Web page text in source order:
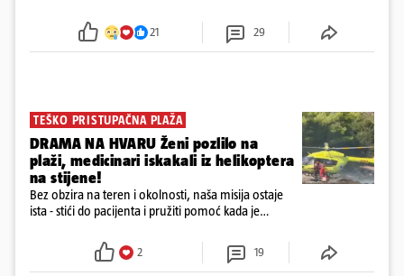
tamošnji liječnici ne vjeruju u oporavak: 'Imamo
21 29
TEŠKO PRISTUPAČNA PLAŽA
DRAMA NA HVARU Ženi pozlilo na
plaži, medicinari iskakali iz helikoptera
na stijene!
Bez obzira na teren i okolnosti, naša misija ostaje
ista - stići do pacijenta i pružiti pomoć kada je
2 19